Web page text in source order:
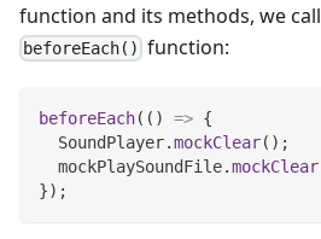
function and its methods, we call
beforeEach() function:
beforeEach( ( ) => {
SoundPlayer.mockClear( ) ;
  mockPlaySoundFile
.mockClear
}) ;